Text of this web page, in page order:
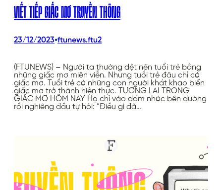
VIẾT TIẾP GIẤC MƠ TRUYỀN THÔNG
23/12/2023•ftunews.ftu2
(FTUNEWS) – Người ta thường dệt nên tuổi trẻ bằng
những giấc mơ miên viễn. Nhưng tuổi trẻ đâu chỉ có
giấc mơ. Tuổi trẻ có những con người khát khao biến
giấc mơ trở thành hiện thực. TƯƠNG LAI TRONG
GIẤC MƠ HÔM NAY Họ chỉ vào đám nhóc bên đường
rồi nghiêng đầu tự hỏi: “Điều gì đã…